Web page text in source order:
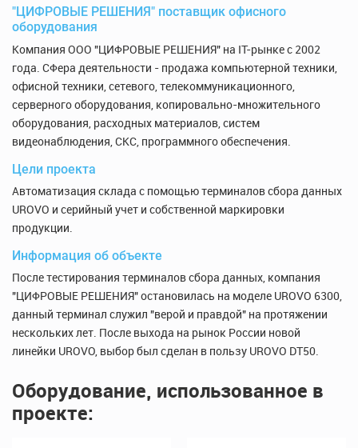
"ЦИФРОВЫЕ РЕШЕНИЯ" поставщик офисного
оборудования
Компания ООО "ЦИФРОВЫЕ РЕШЕНИЯ" на IT-рынке с 2002
года. СФера деятельности - продажа компьютерной техники,
офисной техники, сетевого, телекоммуникационного,
серверного оборудования, копировально-множительного
оборудования, расходных материалов, систем
видеонаблюдения, СКС, программного обеспечения.
Цели проекта
Автоматизация склада с помощью терминалов сбора данных
UROVO и серийный учет и собственной маркировки
продукции.
Информация об объекте
После тестирования терминалов сбора данных, компания
"ЦИФРОВЫЕ РЕШЕНИЯ" остановилась на моделе UROVO 6300,
данный терминал служил "верой и правдой" на протяжении
нескольких лет. После выхода на рынок России новой
линейки UROVO, выбор был сделан в пользу UROVO DT50.
Оборудование, использованное в
проекте: